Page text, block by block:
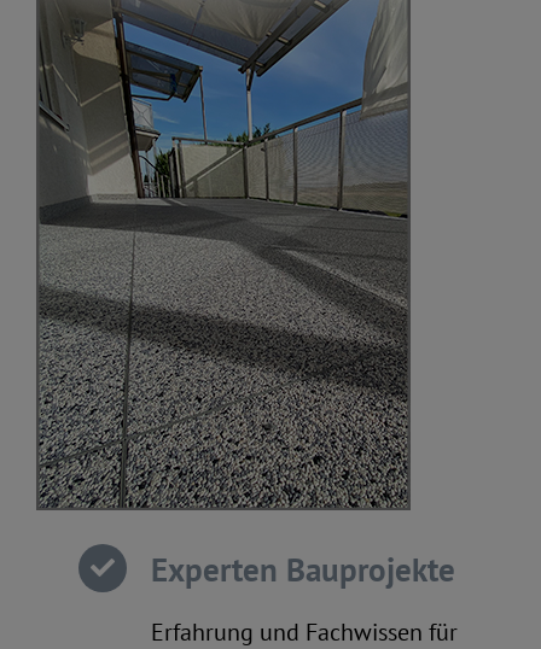
Experten Bauprojekte
Erfahrung und Fachwissen für